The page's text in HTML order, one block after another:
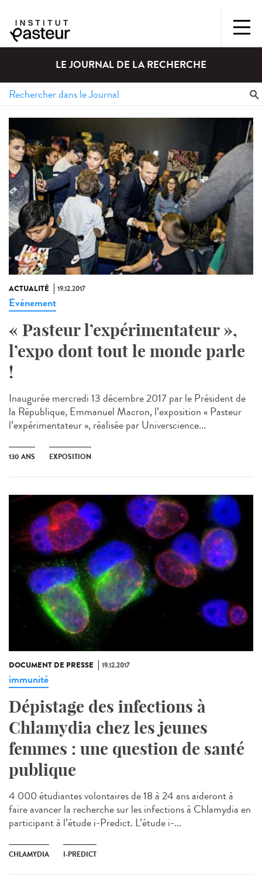
LE JOURNAL DE LA RECHERCHE
ACTUALITÉ 19.12.2017
Evénement
« Pasteur l’expérimentateur »,
l’expo dont tout le monde parle
!
Inaugurée mercredi 13 décembre 2017 par le Président de
la République, Emmanuel Macron, l’exposition « Pasteur
l’expérimentateur », réalisée par Universcience...
130 ANS EXPOSITION
DOCUMENT DE PRESSE 19.12.2017
immunité
Dépistage des infections à
Chlamydia chez les jeunes
femmes : une question de santé
publique
4 000 étudiantes volontaires de 18 à 24 ans aideront à
faire avancer la recherche sur les infections à Chlamydia en
participant à l’étude i-Predict. L’étude i-...
CHLAMYDIA I-PREDICT